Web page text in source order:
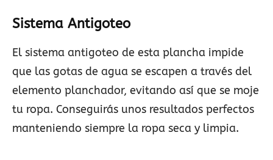
Sistema Antigoteo
El sistema antigoteo de esta plancha impide
que las gotas de agua se escapen a través del
elemento planchador, evitando así que se moje
tu ropa. Conseguirás unos resultados perfectos
manteniendo siempre la ropa seca y limpia.